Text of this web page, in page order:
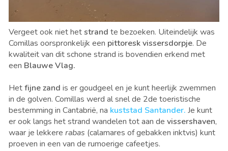
Vergeet ook niet hetstrand te bezoeken. Uiteindelijk was
Comillas oorspronkelijk een pittoresk vissersdorpje. De
kwaliteit van dit schone strand is bovendien erkend met
een Blauwe Vlag.
Hetfijne zand is er goudgeel en je kunt heerlijk zwemmen
in de golven. Comillas werd al snel de 2de toeristische
bestemming in Cantabrië, na kuststad Santander. Je kunt
er ook langs het strand wandelen tot aan de vissershaven,
waar je lekkere rabas (calamares of gebakken inktvis) kunt
proeven in een van de rumoerige cafeetjes.